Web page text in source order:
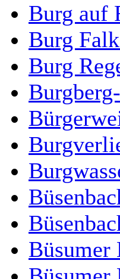
Burg auf
Burg
Burg
Büsumer